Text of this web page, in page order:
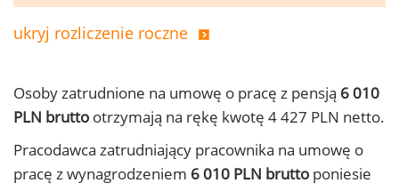
ukryj rozliczenie roczne
Osoby zatrudnione na umowę o pracę z pensją 6 010
PLN brutto otrzymają na rękę kwotę 4 427 PLN netto.
Pracodawca zatrudniający pracownika na umowę o
pracę z wynagrodzeniem 6 010 PLN brutto poniesie